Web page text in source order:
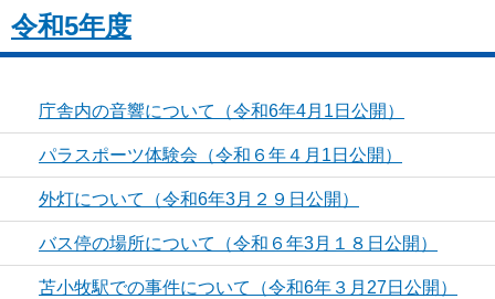
令和5年度
庁舎内の音響について（令和6年4月1日公開）
パラスポーツ体験会（令和６年４月1日公開）
外灯について（令和6年3月２９日公開）
バス停の場所について（令和６年3月１８日公開）
苫小牧駅での事件について（令和6年３月27日公開）